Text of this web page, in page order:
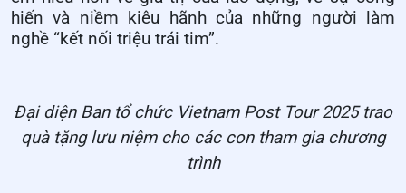
hiến và niềm kiêu hãnh của những người làm
nghề “kết nối triệu trái tim”.
Đại diện Ban tổ chức Vietnam Post Tour 2025 trao
quà tặng lưu niệm cho các con tham gia chương
trình